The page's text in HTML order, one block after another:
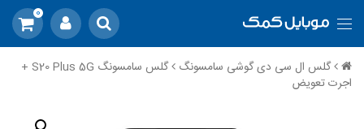
0
گلس ال سی دی گوشی سامسونگ
گلس سامسونگ S20 Plus 5G +
اجرت تعویض